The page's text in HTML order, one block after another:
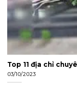
Top 11 địa chỉ
03/10/2023